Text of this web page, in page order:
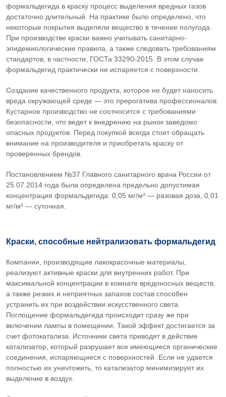
формальдегида в краску процесс выделения вредных газов
достаточно длительный. На практике было определено, что
некоторые покрытия выделяли вещество в течение полугода.
При производстве краски важно учитывать санитарно-
эпидемиологические правила, а также следовать требованиям
стандартов, в частности, ГОСТа 33290-2015. В этом случае
формальдегид практически не испаряется с поверхности.
Создание качественного продукта, которое не будет наносить
вреда окружающей среде — это прерогатива профессионалов.
Кустарное производство не соотносится с требованиями
безопасности, что ведет к внедрению на рынок заведомо
опасных продуктов. Перед покупкой всегда стоит обращать
внимание на производителя и приобретать краску от
проверенных брендов.
Постановлением №37 Главного санитарного врача России от
25.07.2014 года была определена предельно допустимая
концентрация формальдегида: 0,05 мг/м³ — разовая доза, 0,01
мг/м³ — суточная.
Краски, способные нейтрализовать формальдегид
Компании, производящие лакокрасочные материалы,
реализуют активные краски для внутренних работ. При
максимальной концентрации в комнате вредоносных веществ,
а также резких и неприятных запахов состав способен
устранить их при воздействии искусственного света.
Поглощение формальдегида происходит сразу же при
включении лампы в помещении. Такой эффект достигается за
счет фотокатализа. Источники света приводят в действие
катализатор, который разрушает все имеющиеся органические
соединения, испаряющиеся с поверхностей. Если не удается
полностью их уничтожить, то катализатор минимизирует их
выделение в воздух.